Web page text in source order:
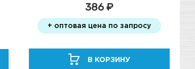
386 ₽
+ оптовая цена по запросу
В КОРЗИНУ